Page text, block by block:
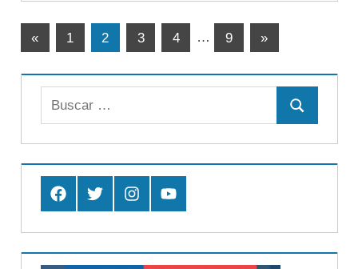
Paginación
entradas
«Entradas
1 2 3 4 … 9
Entradas
»
Buscar
FacebookTwitter InstagramYoutube